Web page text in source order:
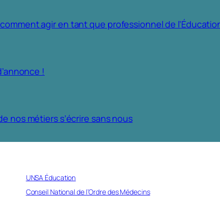
agir en tant que professionnel de
!
nos métiers s’écrire sans nous
UNSA Éducation
Conseil National de l’Ordre des Médecins